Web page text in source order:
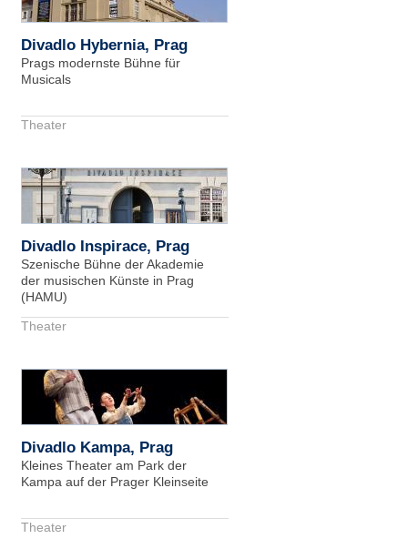
Divadlo Hybernia, Prag
Prags modernste Bühne für
Musicals
Theater
Divadlo Inspirace, Prag
Szenische Bühne der Akademie
der musischen Künste in Prag
(HAMU)
Theater
Divadlo Kampa, Prag
Kleines Theater am Park der
Kampa auf der Prager Kleinseite
Theater